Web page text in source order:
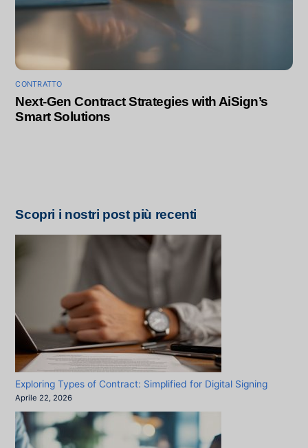
CONTRATTO
Next-Gen Contract Strategies with AiSign’s
Smart Solutions
Scopri i nostri post più recenti
Exploring Types of Contract: Simplified for Digital Signing
Aprile 22, 2026